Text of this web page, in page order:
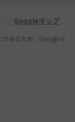
Googleマップ
があるため、Googleマ